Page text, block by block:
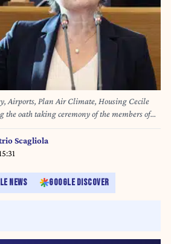
Airports, Plan Air Climate, Housing Cecile
the oath taking ceremony of the members of
the start of a plenary session of the Walloon
15 July 2024. MR and Les Engages
a new Walloon Government. BELGA
Scagliola
NEWS GOOGLE DISCOVER